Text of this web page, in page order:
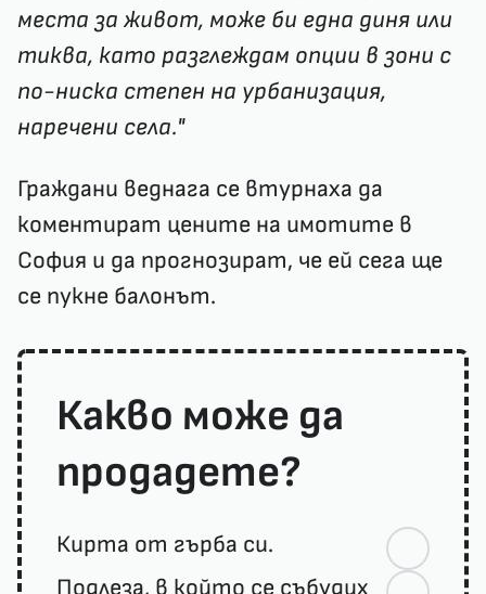
места за живот, може би една диня или
тиква, като разглеждам опции в зони с
по-ниска степен на урбанизация,
наречени села."
Граждани веднага се втурнаха да
коментират цените на имотите в
София и да прогнозират, че ей сега ще
се пукне балонът.
Какво може да
продадете?
Кирта от гърба си.
Подлеза, в който се събудих